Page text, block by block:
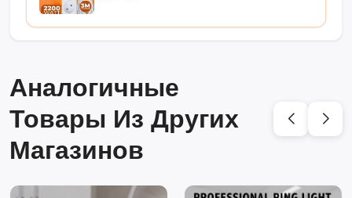
Аналогичные
Товары Из Других
Магазинов